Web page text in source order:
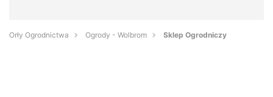
Orły Ogrodnictwa Ogrody - Wolbrom Sklep Ogrodniczy